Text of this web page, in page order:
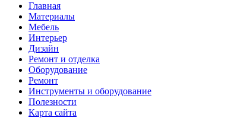
Главная
Материалы
Мебель
Интерьер
Дизайн
Ремонт и отделка
Оборудование
Ремонт
Инструменты и оборудование
Полезности
Карта сайта